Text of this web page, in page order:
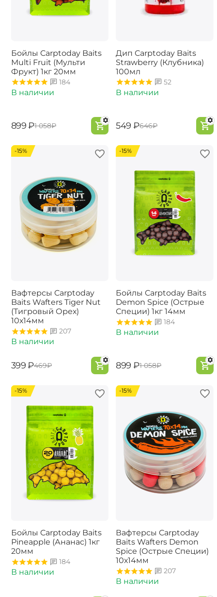
Бойлы Carptoday Baits
Multi Fruit (Мульти
Фрукт) 1кг 20мм
184
В наличии
‍899‍ ₽‍1 058‍₽
Дип Carptoday Baits
Strawberry (Клубника)
100мл
52
В наличии
‍549‍ ₽‍646‍₽
-15%
Вафтерсы Carptoday
Baits Wafters Tiger Nut
(Тигровый Орех)
10х14мм
207
В наличии
‍399‍ ₽‍469‍₽
-15%
Бойлы Carptoday Baits
Demon Spice (Острые
Специи) 1кг 14мм
184
В наличии
‍899‍ ₽‍1 058‍₽
-15%
Бойлы Carptoday Baits
Pineapple (Ананас) 1кг
20мм
184
В наличии
-15%
Вафтерсы Carptoday
Baits Wafters Demon
Spice (Острые Специи)
10х14мм
207
В наличии